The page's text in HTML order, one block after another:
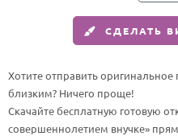
Пожелания
По именам
По годам
СДЕЛАТЬ
Хотите отправить
близким? Ничего проще!
Скачайте бесплатную готовую
совершеннолетием внучке»